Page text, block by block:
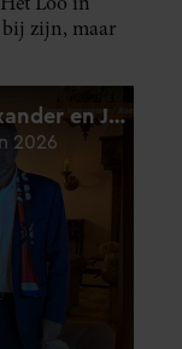
zijn, maar